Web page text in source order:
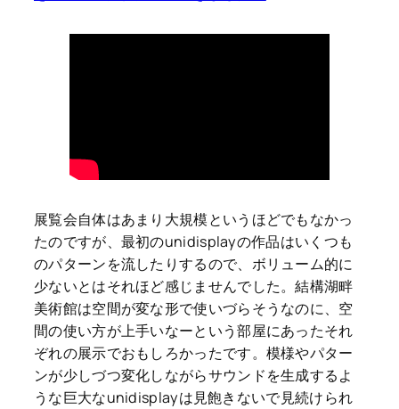
展覧会自体はあまり大規模というほどでもなかっ
たのですが、最初のunidisplayの作品はいくつも
のパターンを流したりするので、ボリューム的に
少ないとはそれほど感じませんでした。結構湖畔
美術館は空間が変な形で使いづらそうなのに、空
間の使い方が上手いなーという部屋にあったそれ
ぞれの展示でおもしろかったです。模様やパター
ンが少しづつ変化しながらサウンドを生成するよ
うな巨大なunidisplayは見飽きないで見続けられ